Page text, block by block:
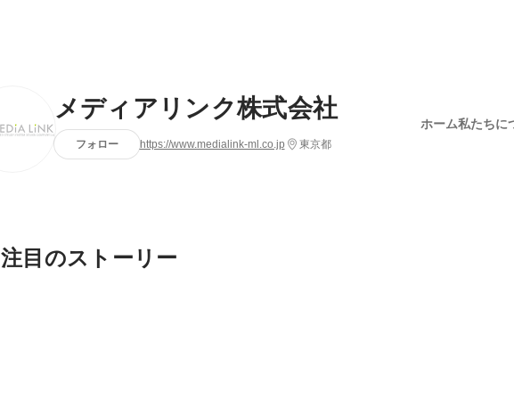
メディアリンク株式会社
フォロー https://www.medialink-ml.co.jp 東京都
ホーム私たちに
注目のストーリー